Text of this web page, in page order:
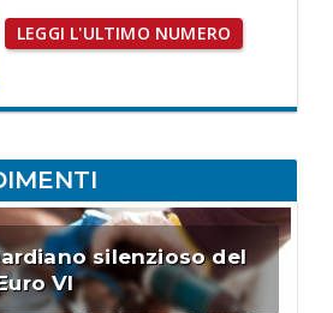
LEGGI L'ULTIMO NUMERO
silenzioso del
VI